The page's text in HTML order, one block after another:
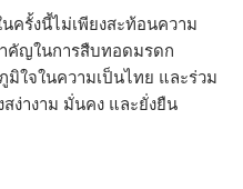
ครั้งนี้ไม่เพียงสะท้อนความ
คัญในการสืบทอดมรดก
ใจในความเป็นไทย และร่วม
ง่างาม มั่นคง และยั่งยืน